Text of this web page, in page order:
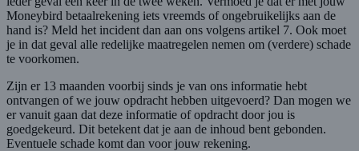
Moneybird betaalrekening iets vreemds of ongebruikelijks aan de
hand is? Meld het incident dan aan ons volgens artikel 7. Ook moet
je in dat geval alle redelijke maatregelen nemen om (verdere) schade
te voorkomen.
Zijn er 13 maanden voorbij sinds je van ons informatie hebt
ontvangen of we jouw opdracht hebben uitgevoerd? Dan mogen we
er vanuit gaan dat deze informatie of opdracht door jou is
goedgekeurd. Dit betekent dat je aan de inhoud bent gebonden.
Eventuele schade komt dan voor jouw rekening.